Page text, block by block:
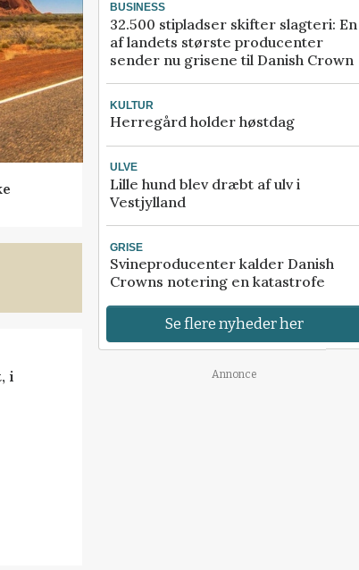
i
BUSINESS
32.500 stipladser skifter slagteri: En
af landets største producenter
sender nu grisene til Danish Crown
KULTUR
Herregård holder høstdag
ULVE
Lille hund blev dræbt af ulv i
Vestjylland
GRISE
Svineproducenter kalder Danish
Crowns notering en katastrofe
Se flere nyheder her
Annonce